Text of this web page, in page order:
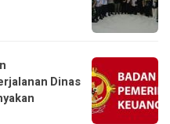
Dinas